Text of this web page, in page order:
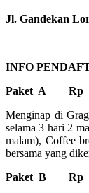
Jl. Gandekan
INFO
Paket A Rp
Menginap di
selama 3 hari 2
malam), Coffee
bersama yang
Paket B Rp